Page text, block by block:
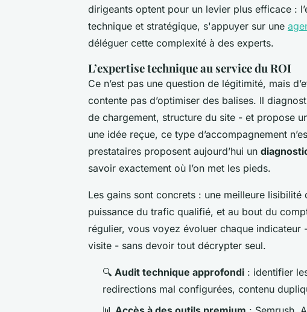
dirigeants optent pour un levier plus efficace :
technique et stratégique, s'appuyer sur une
déléguer cette complexité à des experts.
L’expertise technique au service du ROI
Ce n’est pas une question de légitimité, mais
contente pas d’optimiser des balises. Il
de chargement, structure du site - et propose
une idée reçue, ce type d’accompagnement
prestataires proposent aujourd’hui un
savoir exactement où l’on met les pieds.
Les gains sont concrets : une meilleure
puissance du trafic qualifié, et au bout du
régulier, vous voyez évoluer chaque
visite - sans devoir tout décrypter seul.
🔍 Audit technique approfondi : identifier
redirections mal configurées, contenu